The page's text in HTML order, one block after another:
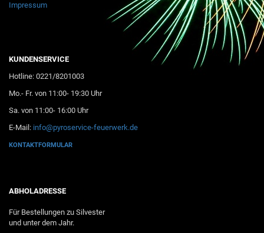
Impressum
KUNDENSERVICE
Hotline: 0221/8201003
Mo.- Fr. von 11:00- 19:30 Uhr
Sa. von 11:00- 16:00 Uhr
E-Mail: info@pyroservice-feuerwerk.de
KONTAKTFORMULAR
ABHOLADRESSE
Für Bestellungen zu Silvester
und unter dem Jahr.